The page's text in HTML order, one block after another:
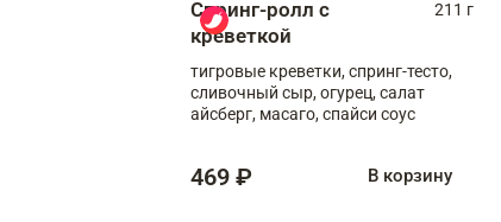
Спринг-ролл с
креветкой
211 г
тигровые креветки, спринг-тесто,
сливочный сыр, огурец, салат
айсберг, масаго, спайси соус
469 ₽ В корзину